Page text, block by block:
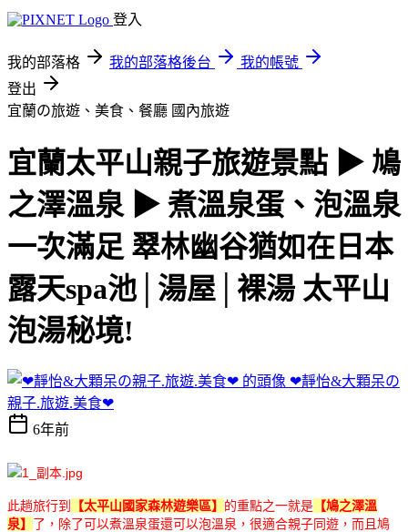
登入
我的部落格 我的部落格後台
我的帳號
登出
宜蘭の旅遊、美食、餐廳 國內旅遊
宜蘭太平山親子旅遊景點 ▶ 鳩
之澤溫泉 ▶ 煮溫泉蛋、泡溫泉
一次滿足 翠林幽谷猶如在日本
露天spa池│湯屋│裸湯 太平山
泡湯秘境!
❤靜怡&大顆呆の
親子.旅遊.美食❤
6年前
此趟旅行到 【太平山國家森林遊樂區】 的重點之一就是 【鳩之澤溫
泉】 了，除了可以煮溫泉蛋還可以泡溫泉，很適合親子同遊，而且鳩